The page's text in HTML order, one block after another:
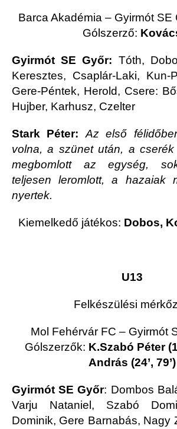
Barca Akadémia – Gyirmót SE
Gólszerző:
Gyirmót SE Győr: Tóth,
Keresztes, Csaplár-Laki, Kun-
Gere-Péntek, Herold, Csere:
Hujber, Karhusz, Czelter
Stark Péter:
Az első
volna, a szünet után, a
megbomlott az egység,
teljesen leromlott, a hazaiak
nyertek.
Kiemelkedő játékos: Dobos,
U13
Felkészülési
Mol Fehérvár FC – Gyirmót
Gólszerzők: K.Szabó Péter
András (24’, 79’)
Gyirmót SE Győr: Dombos
Varju Nataniel, Szabó
Dominik, Gere Barnabás, Nagy